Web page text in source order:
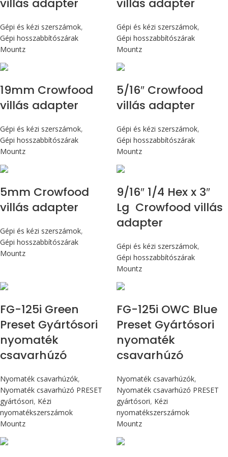
villás adapter
Gépi és kézi szerszámok,
Gépi hosszabbítószárak
Mountz
villás adapter
Gépi és kézi szerszámok,
Gépi hosszabbítószárak
Mountz
19mm Crowfood
villás adapter
Gépi és kézi szerszámok,
Gépi hosszabbítószárak
Mountz
5/16″ Crowfood
villás adapter
Gépi és kézi szerszámok,
Gépi hosszabbítószárak
Mountz
5mm Crowfood
villás adapter
Gépi és kézi szerszámok,
Gépi hosszabbítószárak
Mountz
9/16″ 1/4 Hex x 3″
Lg Crowfood villás
adapter
Gépi és kézi szerszámok,
Gépi hosszabbítószárak
Mountz
FG-125i Green
Preset Gyártósori
nyomaték
csavarhúzó
Nyomaték csavarhúzók,
Nyomaték csavarhúzó PRESET
gyártósori, Kézi
nyomatékszerszámok
Mountz
FG-125i OWC Blue
Preset Gyártósori
nyomaték
csavarhúzó
Nyomaték csavarhúzók,
Nyomaték csavarhúzó PRESET
gyártósori, Kézi
nyomatékszerszámok
Mountz